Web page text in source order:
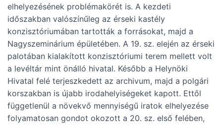
elhelyezésének problémakörét is. A kezdeti
időszakban valószínűleg az érseki kastély
konzisztóriumában tartották a forrásokat, majd a
Nagyszeminárium épületében. A 19. sz. elején az érseki
palotában kialakított konzisztóriumi terem mellett volt
a levéltár mint önálló hivatal. Később a Helynöki
Hivatal felé terjeszkedett az archivum, majd a polgári
korszakban is újabb irodahelyiségeket kapott. Ettől
függetlenül a növekvő mennyiségű iratok elhelyezése
folyamatosan gondot okozott a 20. sz. első felében,